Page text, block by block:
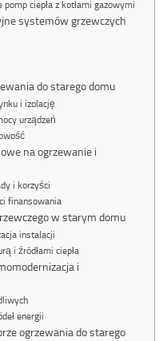
ciepła z kotłami gazowymi
systemów grzewczych
do starego domu
i izolację
urządzeń
na ogrzewanie i
i korzyści
finansowania
w starym domu
instalacji
i źródłami ciepła
i
energii
ogrzewania do starego